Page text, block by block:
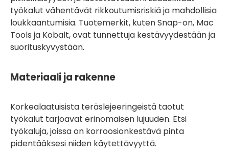
työkalut vähentävät rikkoutumisriskiä ja mahdollisia
loukkaantumisia. Tuotemerkit, kuten Snap-on, Mac
Tools ja Kobalt, ovat tunnettuja kestävyydestään ja
suorituskyvystään.
Materiaali ja rakenne
Korkealaatuisista teräslejeeringeistä taotut
työkalut tarjoavat erinomaisen lujuuden. Etsi
työkaluja, joissa on korroosionkestävä pinta
pidentääksesi niiden käytettävyyttä.